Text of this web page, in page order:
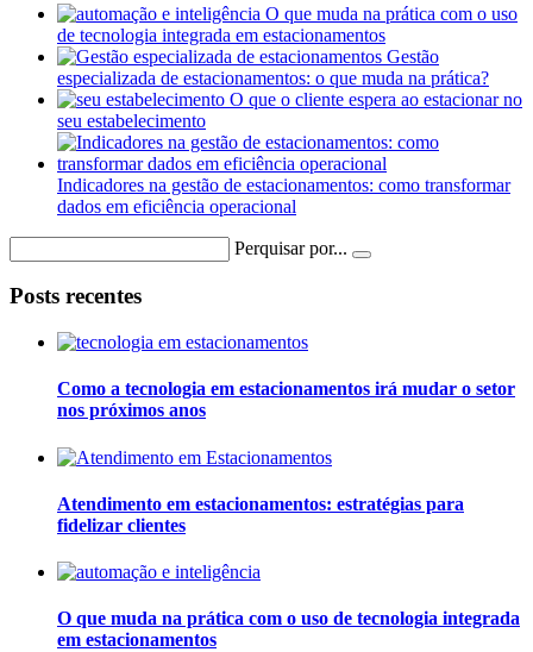
O que muda na prática com o uso
de tecnologia integrada em estacionamentos
Gestão
especializada de estacionamentos: o que muda na prática?
O que o cliente espera ao estacionar no
seu estabelecimento
Indicadores na gestão de estacionamentos: como transformar
dados em eficiência operacional
Perquisar por...
Posts recentes
Como a tecnologia em estacionamentos irá mudar o setor
nos próximos anos
Atendimento em estacionamentos: estratégias para
fidelizar clientes
O que muda na prática com o uso de tecnologia integrada
em estacionamentos